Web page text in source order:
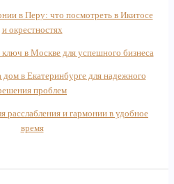
в Перу: что посмотреть в Икитосе
и окрестностях
ключ в Москве для успешного бизнеса
в Екатеринбурге для надежного
проблем
расслабления и гармонии в удобное
время